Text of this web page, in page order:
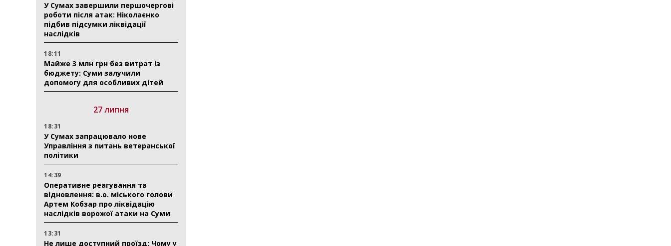
У Сумах завершили першочергові
роботи після атак: Ніколаєнко
підбив підсумки ліквідації
наслідків
18:11
Майже 3 млн грн без витрат із
бюджету: Суми залучили
допомогу для особливих дітей
27 липня
18:31
У Сумах запрацювало нове
Управління з питань ветеранської
політики
14:39
Оперативне реагування та
відновлення: в.о. міського голови
Артем Кобзар про ліквідацію
наслідків ворожої атаки на Суми
13:31
Не лише доступний проїзд: Чому у